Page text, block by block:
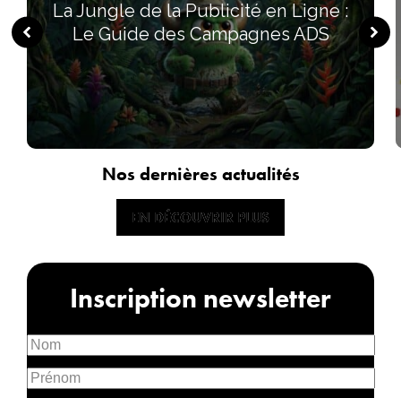
La Jungle de la Publicité en Ligne :
Le Guide des Campagnes ADS
Nos dernières actualités
EN DÉCOUVRIR PLUS
EN DÉCOUVRIR PLUS
Inscription newsletter